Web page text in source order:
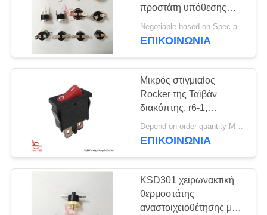
ΠΕΡΙΠΤΏΣΕΙΣ
SITEMAP
PRIVACY
POLICY
προστάτη υπόθεσης
T23 T24 KSD301
θερμικός
Negotiable based on Spec and Qty. MOQ:1000pcs
ΕΠΙΚΟΙΝΩΝΊΑ
Μικρός στιγμιαίος
Rocker της Ταϊβάν
διακόπτης, r6-1,
21*10mm, κόκκινο
κουμπί, SPST, 6A 250V
Depend on order quantity MOQ:3000pcs
ΕΠΙΚΟΙΝΩΝΊΑ
KSD301 χειρωνακτική
θερμοστάτης
αναστοιχειοθέτησης με